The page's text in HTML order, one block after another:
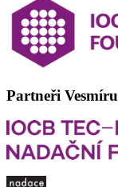
Partneři Vesmíru